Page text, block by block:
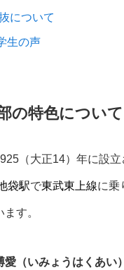
について
生の声
の特色について
（大正14）年に設
袋駅で東武東上線に乗
す。
愛（いみょうはくあい）